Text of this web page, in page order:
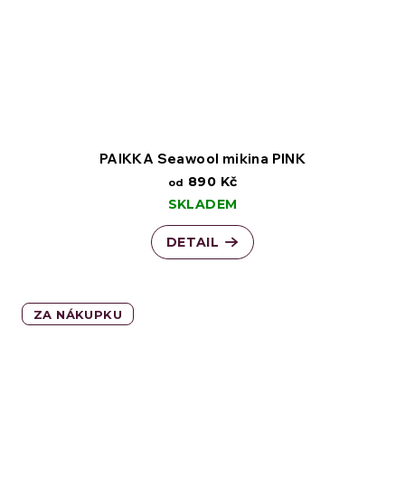
PAIKKA Seawool mikina PINK
od 890 Kč
SKLADEM
DETAIL
ZA NÁKUPKU